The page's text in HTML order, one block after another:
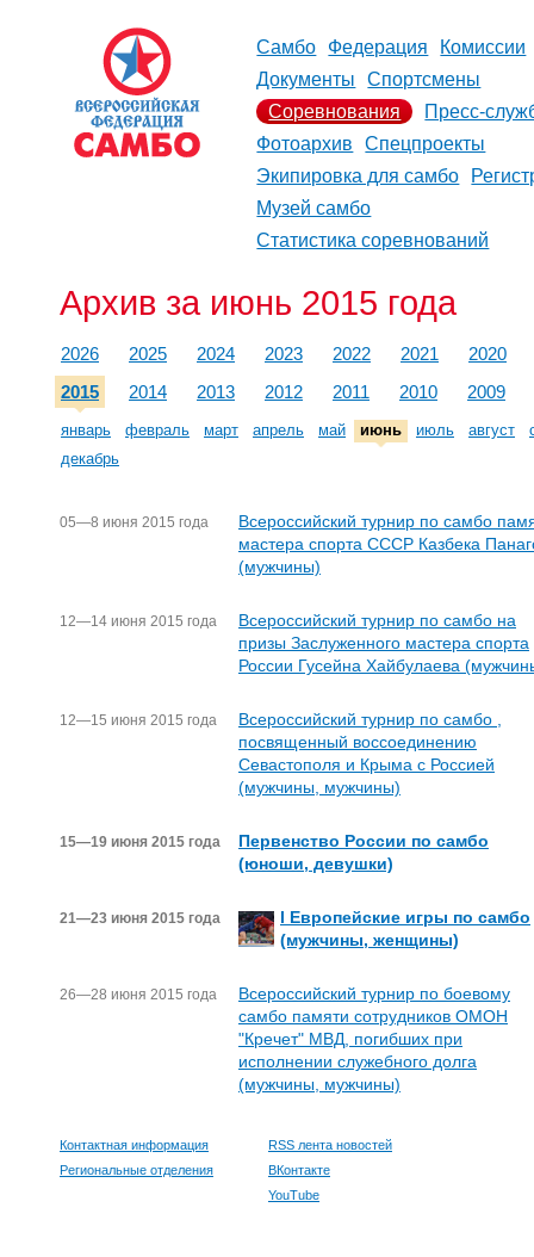
Самбо Федерация
Комиссии
Документы
Спортсмены
Соревнования
Пресс-
Фотоархив
Спецпроекты
Экипировка для самбо
Музей самбо
Статистика соревнований
Архив за июнь 2015 года
2026 2025 2024 2023 2022 2021
2020
2015
2014 2013 2012 2011 2010 2009
январь февраль март апрель май июнь июль август
декабрь
05—8 июня 2015 года
Всероссийский турнир по самбо
мастера спорта СССР Казбека
(мужчины)
12—14 июня 2015 года
Всероссийский турнир по самбо на
призы Заслуженного мастера спорта
России Гусейна Хайбулаева
12—15 июня 2015 года
Всероссийский турнир по самбо ,
посвященный воссоединению
Севастополя и Крыма с Россией
(мужчины, мужчины)
15—19 июня 2015 года
Первенство России по самбо
(юноши, девушки)
21—23 июня 2015 года
I Европейские игры по самбо
(мужчины, женщины)
26—28 июня 2015 года
Всероссийский турнир по боевому
самбо памяти сотрудников ОМОН
"Кречет" МВД, погибших при
исполнении служебного долга
(мужчины, мужчины)
Контактная информация
Региональные отделения
RSS лента новостей
ВКонтакте
YouTube